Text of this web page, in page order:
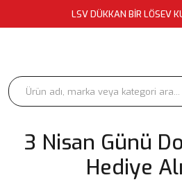
LSV DÜKKAN BİR LÖSEV
3 Nisan Günü
Hediye